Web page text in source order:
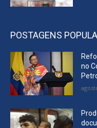
POSTAGENS
no